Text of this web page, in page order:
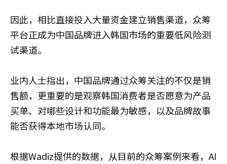
因此，相比直接投入大量资金建立销售渠道，众筹
平台正成为中国品牌进入韩国市场的重要低风险测
试渠道。
业内人士指出，中国品牌通过众筹关注的不仅是销
售额，更重要的是观察韩国消费者是否愿意为产品
买单、对哪些设计和功能最为敏感，以及品牌故事
能否获得本地市场认同。
根据Wadiz提供的数据，从目前的众筹案例来看，AI